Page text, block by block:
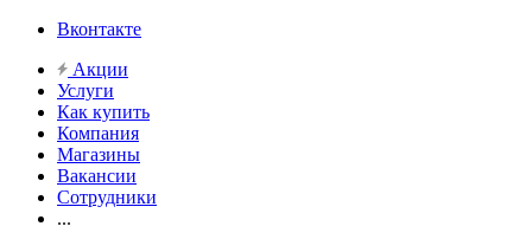
Вконтакте
Акции
Услуги
Как купить
Компания
Магазины
Вакансии
Сотрудники
...